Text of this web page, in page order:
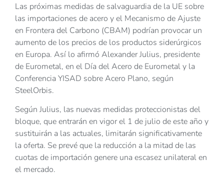
Las próximas medidas de salvaguardia de la UE sobre
las importaciones de acero y el Mecanismo de Ajuste
en Frontera del Carbono (CBAM) podrían provocar un
aumento de los precios de los productos siderúrgicos
en Europa. Así lo afirmó Alexander Julius, presidente
de Eurometal, en el Día del Acero de Eurometal y la
Conferencia YISAD sobre Acero Plano, según
SteelOrbis.
Según Julius, las nuevas medidas proteccionistas del
bloque, que entrarán en vigor el 1 de julio de este año y
sustituirán a las actuales, limitarán significativamente
la oferta. Se prevé que la reducción a la mitad de las
cuotas de importación genere una escasez unilateral en
el mercado.